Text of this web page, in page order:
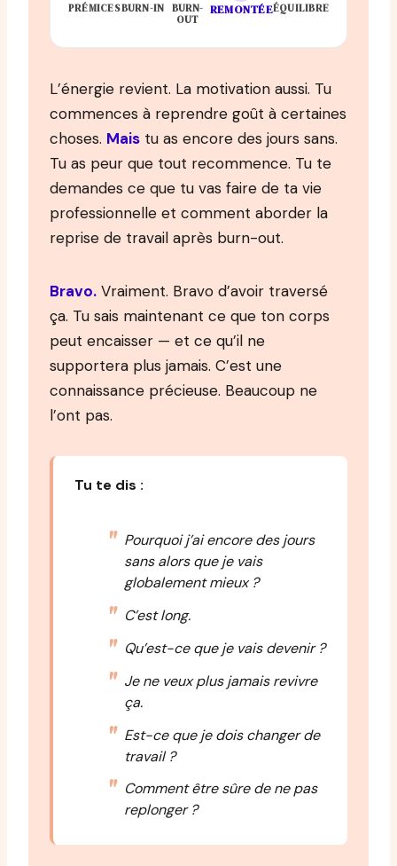
PRÉMICESBURN-IN BURN-
OUT
REMONTÉEÉQUILIBRE
L’énergie revient. La motivation aussi. Tu
commences à reprendre goût à certaines
choses. Mais tu as encore des jours sans.
Tu as peur que tout recommence. Tu te
demandes ce que tu vas faire de ta vie
professionnelle et comment aborder la
reprise de travail après burn-out.
Bravo. Vraiment. Bravo d’avoir traversé
ça. Tu sais maintenant ce que ton corps
peut encaisser — et ce qu’il ne
supportera plus jamais. C’est une
connaissance précieuse. Beaucoup ne
l’ont pas.
Tu te dis :
Pourquoi j’ai encore des jours
sans alors que je vais
globalement mieux ?
C’est long.
Qu’est-ce que je vais devenir ?
Je ne veux plus jamais revivre
ça.
Est-ce que je dois changer de
travail ?
Comment être sûre de ne pas
replonger ?